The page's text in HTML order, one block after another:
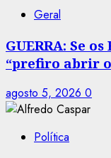
Geral
GUERRA: Se
“prefiro abrir
agosto 5, 2026 0
Política